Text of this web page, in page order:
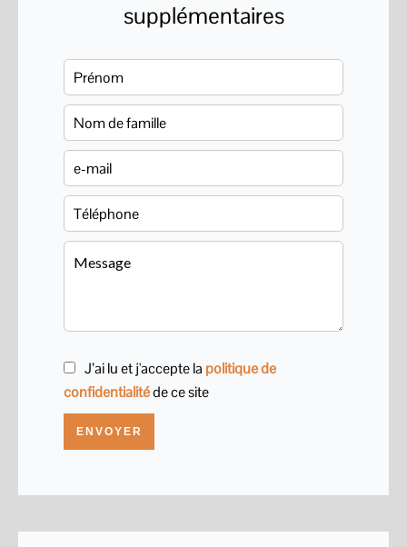
supplémentaires
J’ai lu et j'accepte la politique de
confidentialitéde ce site
ENVOYER